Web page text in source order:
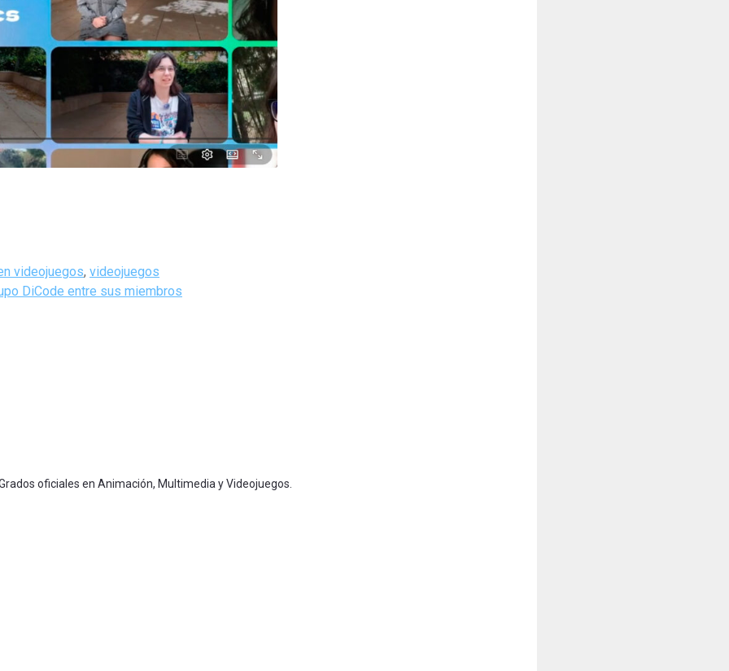
videojuegos, videojuegos
DiCode entre sus miembros
oficiales en Animación, Multimedia y Videojuegos.